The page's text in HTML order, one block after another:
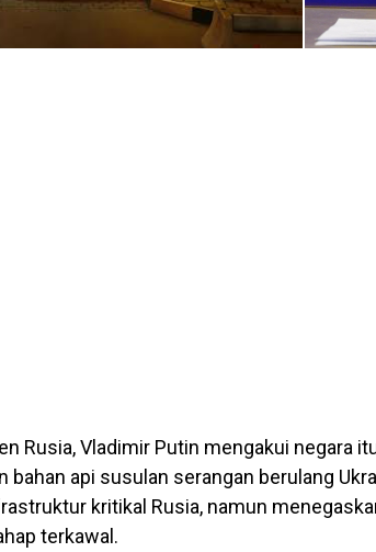
Rusia, Vladimir Putin mengakui negara
bahan api susulan serangan berulang
kritikal Rusia, namun
terkawal.